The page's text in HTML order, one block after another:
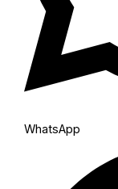
WhatsApp